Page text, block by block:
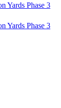
Yards Phase 3
Yards Phase 3